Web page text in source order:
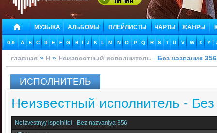
МУЗЫКА АЛЬБОМЫ ПЛЕЙЛИСТЫ ЧАРТЫ ЖАНРЫ
0-9 A B C D E F G H I J K L M N O P Q R S T U V W X Y
главная » Н » Неизвестный исполнитель - Без названия 356
ИСПОЛНИТЕЛЬ
Неизвестный исполнитель -
Neizvestnyy ispolnitel - Bez nazvaniya 356